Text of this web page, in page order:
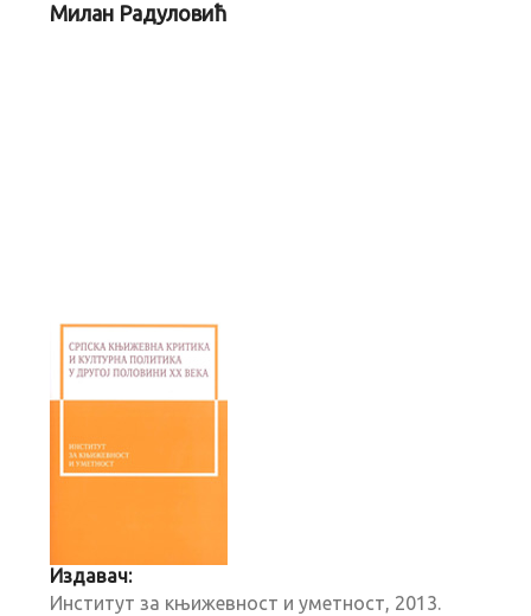
Милан Радуловић
Издавач:
Институт за књижевност и уметност, 2013.